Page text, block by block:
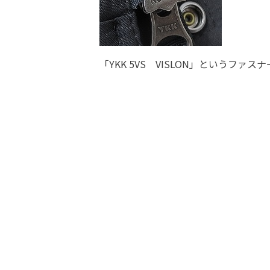
「YKK 5VS VISLON」というファスナ